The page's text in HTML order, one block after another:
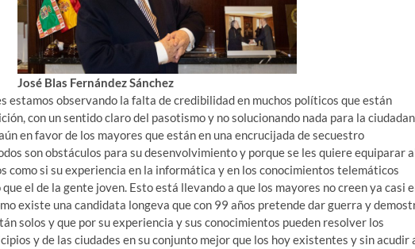
José Blas Fernández Sánchez
estamos observando la falta de credibilidad en muchos políticos que están
con un sentido claro del pasotismo y no solucionando nada para la
en favor de los mayores que están en una encrucijada de secuestro
son obstáculos para su desenvolvimiento y porque se les quiere equiparar
como si su experiencia en la informática y en los conocimientos telemáticos
el de la gente joven. Esto está llevando a que los mayores no creen ya casi
existe una candidata longeva que con 99 años pretende dar guerra y
solos y que por su experiencia y sus conocimientos pueden resolver los
y de las ciudades en su conjunto mejor que los hoy existentes y sin acudir